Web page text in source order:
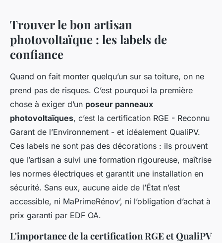
Trouver le bon artisan
photovoltaïque : les labels de
confiance
Quand on fait monter quelqu’un sur sa toiture, on ne
prend pas de risques. C’est pourquoi la première
chose à exiger d’un poseur panneaux
photovoltaïques, c’est la certification RGE - Reconnu
Garant de l’Environnement - et idéalement QualiPV.
Ces labels ne sont pas des décorations : ils prouvent
que l’artisan a suivi une formation rigoureuse, maîtrise
les normes électriques et garantit une installation en
sécurité. Sans eux, aucune aide de l’État n’est
accessible, ni MaPrimeRénov’, ni l’obligation d’achat à
prix garanti par EDF OA.
L'importance de la certification RGE et QualiPV